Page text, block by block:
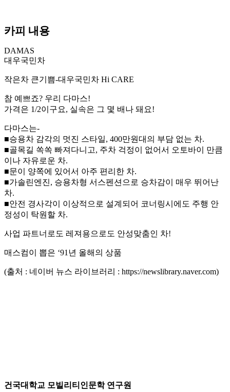
카피 내용
DAMAS
대우국민차
작은차 큰기쁨-대우국민차 Hi CARE
참 예쁘죠? 우리 다마스!
가격은 1/2이구요, 실속은 그 몇 배나 돼요!
다마스는-
■승용차 감각의 멋진 스타일, 400만원대의 부담 없는 차.
■골목길 쏙쏙 빠져다니고, 주차 걱정이 없어서 오토바이 만큼
이나 자유로운 차.
■문이 양쪽에 있어서 아주 편리한 차.
■가솔린엔진, 승용차형 서스펜션으로 승차감이 매우 뛰어난
차.
■안전 경사각이 이상적으로 설계되어 코너링시에도 주행 안
정성이 탁원할 차.
사업 파트너로도 레져용으로도 안성맞춤인 차!
매스컴이 뽑은 ‘91년 올해의 상품
(출처 : 네이버 뉴스 라이브러리 : https://newslibrary.naver.com)
건국대학교 모빌리티인문학 연구원